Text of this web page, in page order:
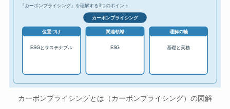
『カーボンプライシング』を理解する3つのポイント
カーボンプライシング
位置づけ
ESGとサステナブル
関連領域
ESG
理解の軸
基礎と実務
カーボンプライシングとは（カーボンプライシング）の図解